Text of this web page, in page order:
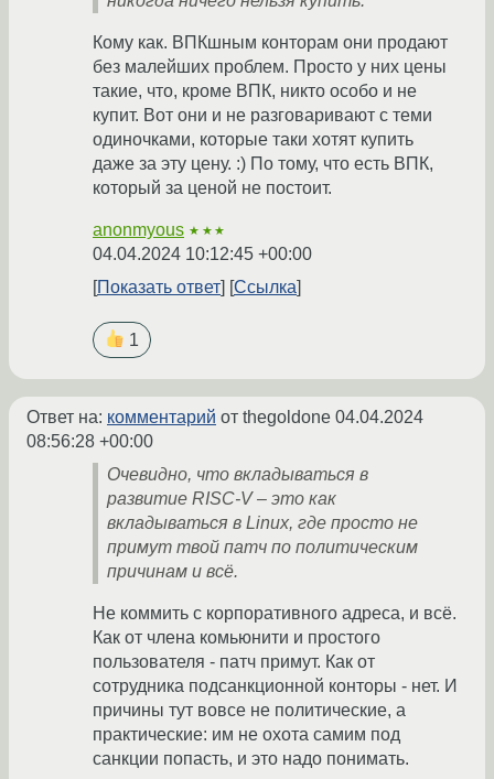
Кому как. ВПКшным конторам они продают
без малейших проблем. Просто у них цены
такие, что, кроме ВПК, никто особо и не
купит. Вот они и не разговаривают с теми
одиночками, которые таки хотят купить
даже за эту цену. :) По тому, что есть ВПК,
который за ценой не постоит.
anonmyous ★★★
04.04.2024 10:12:45 +00:00
Показать ответ
Ссылка
1
Ответ на: комментарий от thegoldone 04.04.2024
08:56:28 +00:00
Очевидно, что вкладываться в
развитие RISC-V – это как
вкладываться в Linux, где просто не
примут твой патч по политическим
причинам и всё.
Не коммить с корпоративного адреса, и всё.
Как от члена комьюнити и простого
пользователя - патч примут. Как от
сотрудника подсанкционной конторы - нет. И
причины тут вовсе не политические, а
практические: им не охота самим под
санкции попасть, и это надо понимать.